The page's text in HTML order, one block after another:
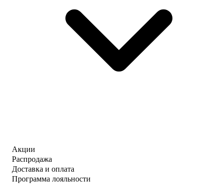
Акции
Распродажа
Доставка и оплата
Программа лояльности